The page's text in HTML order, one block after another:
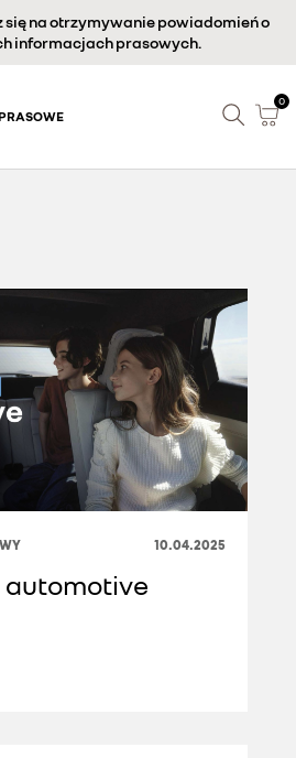
się na otrzymywanie powiadomień o
informacjach prasowych.
0
10.04.2025
automotive